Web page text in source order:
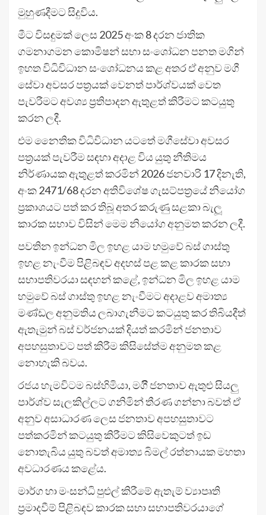
මුහුණදීමට සිදුවිය.
මීට විසඳුමක් ලෙස 2025 අංක 8 දරන ජාතික
ගමනාගමන කොමිෂන් සභා සංශෝධන පනත මගින්
ඉහත විධිවිධාන සංශෝධනය කළ අතර ඒ අනුව මගී
සේවා අවසර පත්‍රයක් වෙනත් පාර්ශ්වයක් වෙත
පැවරීමට අවශ්‍ය ප්‍රතිපාදන ඇතුළත් කිරීමට කටයුතු
කරන ලදී.
එම නෛතික විධිවිධාන යටතේ මගීසේවා අවසර
පත්‍රයක් පැවරීම සඳහා අදාළ විය යුතු නීතිමය
නිර්ණායක ඇතුළත් කරමින් 2026 ජනවාරි 17 දිනැති,
අංක 2471/68 දරන අතිවිශේෂ ගැසට්පත්‍රයේ නියෝග
ප්‍රකාශයට පත් කර තිබූ අතර කරුණු සළකා බැලූ
කාරක සභාව විසින් මෙම නියෝග අනුමත කරන ලදී.
පවතින ඉන්ධන මිල ඉහළ යාම හමුවේ බස් ගාස්තු
ඉහළ නැංවීම පිළිබඳව අදහස් පළ කළ කාරක සභා
සභාපතිවරයා සඳහන් කළේ, ඉන්ධන මිල ඉහළ යාම
හමුවේ බස් ගාස්තු ඉහළ නැංවීමට අදාළව අමාත්‍ය
මණ්ඩල අනුමතිය ලබාගැනීමට කටයුතු කර තිබියදීත්
ඇතැමුන් බස් වර්ජනයක් දියත් කරමින් ජනතාව
අපහසුතාවට පත් කිරීම කිසිසේත්ම අනුමත කළ
නොහැකි බවය.
රජය හැමවිටම බස්හිමියා, මගිී ජනතාව ඇතුළු සියලු
පාර්ශ්ව සැලකිල්ලට ගනිමින් තීරණ ගන්නා බවත් ඒ
අනුව අසාධාරණ ලෙස ජනතාව අපහසුතාවට
පත්කරමින් කටයුතු කිරීමට කිසිවෙකුටත් ඉඩ
නොතැබිය යුතු බවත් අමාත්‍ය බිමල් රත්නායක මහතා
අවධාරණය කළේය.
මාර්ග හා මංසන්ධි පුළුල් කිරීමේ ඇතැම් ව්‍යාපෘති
ප්‍රමාදවීම් පිළිබඳව කාරක සභා සභාපතිවරයාගේ